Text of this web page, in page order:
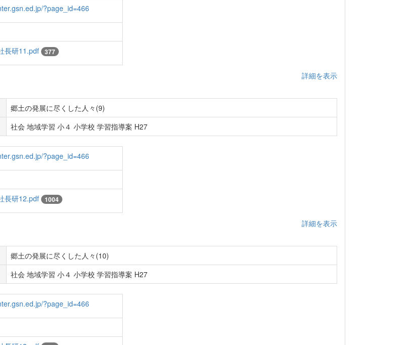
?page_id=466
長研11.pdf 377
詳細を表示
郷土の発展に尽くした人々(9)
社会 地域学習 小４ 小学校 学習指導案 H27
?page_id=466
長研12.pdf 1004
詳細を表示
郷土の発展に尽くした人々(10)
社会 地域学習 小４ 小学校 学習指導案 H27
?page_id=466